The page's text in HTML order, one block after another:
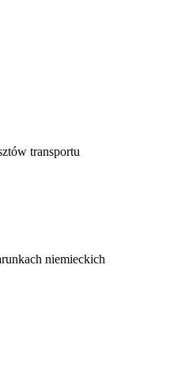
transportu
niemieckich